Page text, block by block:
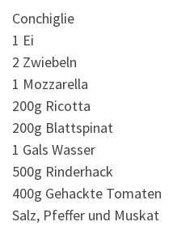
Conchiglie
1 Ei
2 Zwiebeln
1 Mozzarella
200g Ricotta
200g Blattspinat
1 Gals Wasser
500g Rinderhack
400g Gehackte Tomaten
Salz, Pfeffer und Muskat